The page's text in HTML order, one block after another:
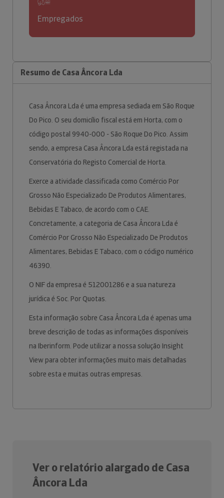
Empregados
Resumo de Casa Âncora Lda
Casa Âncora Lda é uma empresa sediada em São Roque
Do Pico. O seu domicílio fiscal está em Horta, com o
código postal 9940-000 - São Roque Do Pico. Assim
sendo, a empresa Casa Âncora Lda está registada na
Conservatória do Registo Comercial de Horta.
Exerce a atividade classificada como Comércio Por
Grosso Não Especializado De Produtos Alimentares,
Bebidas E Tabaco, de acordo com o CAE.
Concretamente, a categoria de Casa Âncora Lda é
Comércio Por Grosso Não Especializado De Produtos
Alimentares, Bebidas E Tabaco, com o código numérico
46390.
O NIF da empresa é 512001286 e a sua natureza
jurídica é Soc. Por Quotas.
Esta informação sobre Casa Âncora Lda é apenas uma
breve descrição de todas as informações disponíveis
na Iberinform. Pode utilizar a nossa solução Insight
View para obter informações muito mais detalhadas
sobre esta e muitas outras empresas.
Ver o relatório alargado de Casa
Âncora Lda